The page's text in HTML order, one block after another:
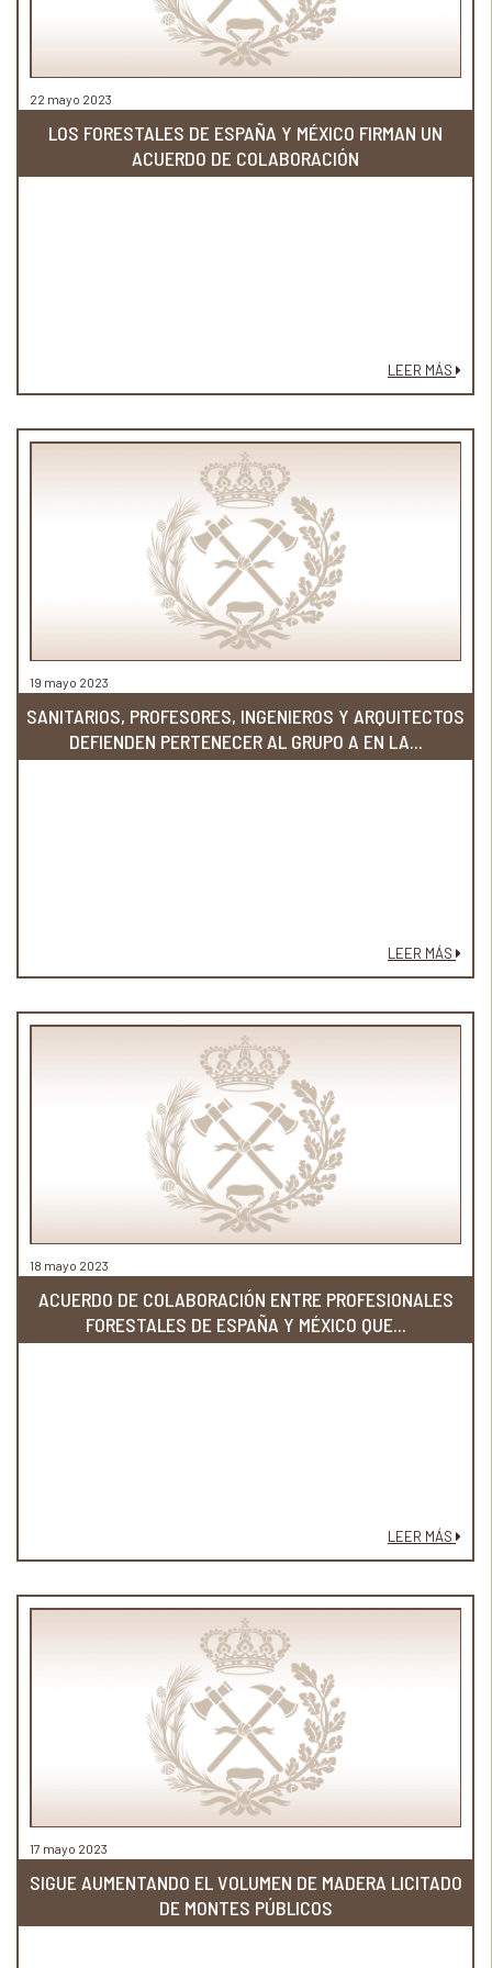
22 mayo 2023
LOS FORESTALES DE ESPAÑA Y MÉXICO FIRMAN UN
ACUERDO DE COLABORACIÓN
LEER MÁS
19 mayo 2023
SANITARIOS, PROFESORES, INGENIEROS Y ARQUITECTOS
DEFIENDEN PERTENECER AL GRUPO A EN LA...
LEER MÁS
18 mayo 2023
ACUERDO DE COLABORACIÓN ENTRE PROFESIONALES
FORESTALES DE ESPAÑA Y MÉXICO QUE...
LEER MÁS
17 mayo 2023
SIGUE AUMENTANDO EL VOLUMEN DE MADERA LICITADO
DE MONTES PÚBLICOS